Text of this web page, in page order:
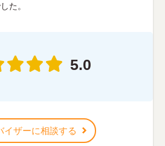
た。
5.0
イザーに相談する